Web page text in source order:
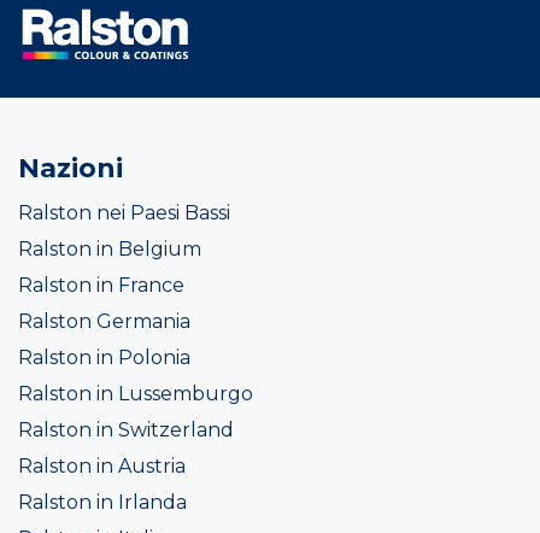
Nazioni
Ralston nei Paesi Bassi
Ralston in Belgium
Ralston in France
Ralston Germania
Ralston in Polonia
Ralston in Lussemburgo
Ralston in Switzerland
Ralston in Austria
Ralston in Irlanda